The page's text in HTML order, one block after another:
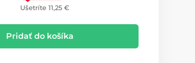
Ušetríte 11,25 €
Pridať do košíka